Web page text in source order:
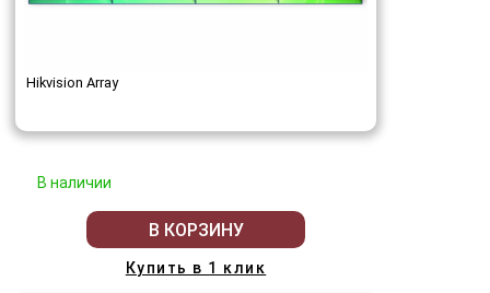
Hikvision Array
В наличии
В КОРЗИНУ
Купить в 1 клик